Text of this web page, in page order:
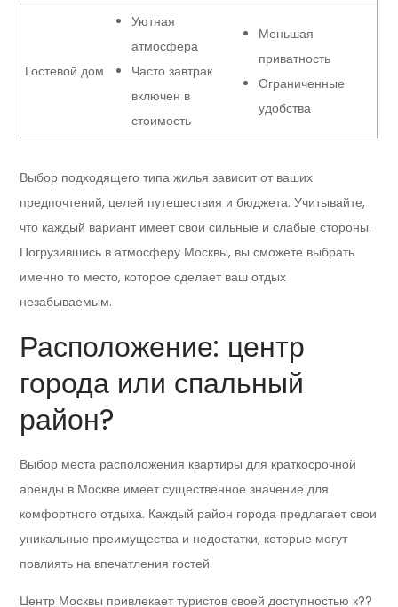
Гостевой дом
Уютная
атмосфера
Часто завтрак
включен в
стоимость
Меньшая
приватность
Ограниченные
удобства
Выбор подходящего типа жилья зависит от ваших
предпочтений, целей путешествия и бюджета. Учитывайте,
что каждый вариант имеет свои сильные и слабые стороны.
Погрузившись в атмосферу Москвы, вы сможете выбрать
именно то место, которое сделает ваш отдых
незабываемым.
Расположение: центр
города или спальный
район?
Выбор места расположения квартиры для краткосрочной
аренды в Москве имеет существенное значение для
комфортного отдыха. Каждый район города предлагает свои
уникальные преимущества и недостатки, которые могут
повлиять на впечатления гостей.
Центр Москвы привлекает туристов своей доступностью к??